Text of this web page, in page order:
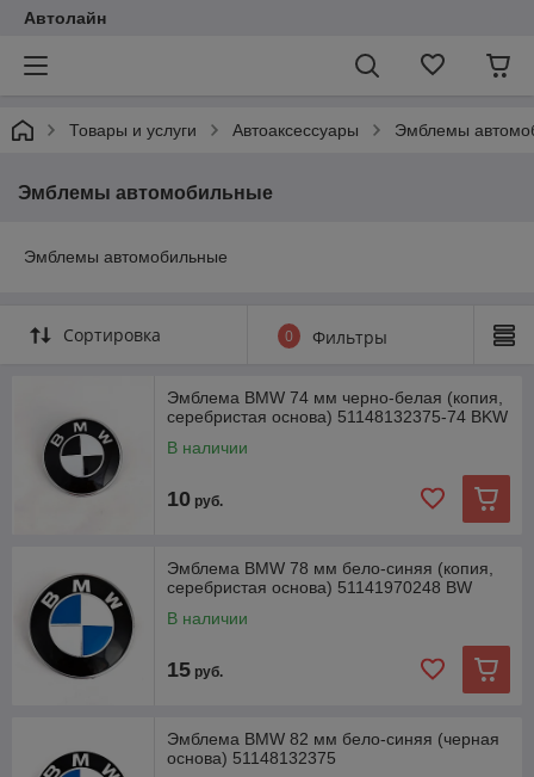
Автолайн
Товары и услуги Автоаксессуары Эмблемы
Эмблемы автомобильные
Эмблемы автомобильные
Сортировка 0 Фильтры
Эмблема BMW 74 мм черно-белая (копия,
серебристая основа) 51148132375-74 BKW
В наличии
10 руб.
Эмблема BMW 78 мм бело-синяя (копия,
серебристая основа) 51141970248 BW
В наличии
15 руб.
Эмблема BMW 82 мм бело-синяя (черная
основа) 51148132375